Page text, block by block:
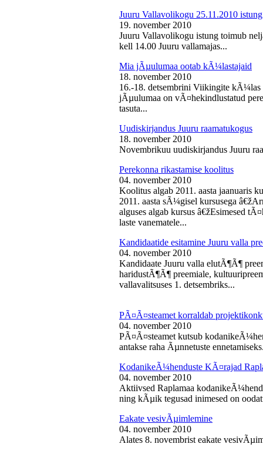
Juuru Vallavolikogu 25.11.2010 istung
19. november 2010
Juuru Vallavolikogu istung toimub
kell 14.00 Juuru vallamajas...
Mia jÃµulumaa ootab kÃ¼lastajaid
18. november 2010
16.-18. detsembrini Viikingite
jÃµulumaa on vÃ¤hekindlustatud
tasuta...
Uudiskirjandus Juuru raamatukogus
18. november 2010
Novembrikuu uudiskirjandus Juuru
Perekonna rikastamise koolitus
04. november 2010
Koolitus algab 2011. aasta jaanuaris
2011. aasta sÃ¼gisel kursusega
alguses algab kursus â€žEsimesed
laste vanematele...
Kandidaatide esitamine Juuru valla
04. november 2010
Kandidaate Juuru valla elutÃ¶Ã¶
haridustÃ¶Ã¶ preemiale,
vallavalitsuses 1. detsembriks...
PÃ¤Ã¤steamet korraldab
04. november 2010
PÃ¤Ã¤steamet kutsub
antakse raha Ãµnnetuste
KodanikeÃ¼henduste KÃ¤rajad
04. november 2010
Aktiivsed Raplamaa
ning kÃµik tegusad inimesed on
Eakate vesivÃµimlemine
04. november 2010
Alates 8. novembrist eakate